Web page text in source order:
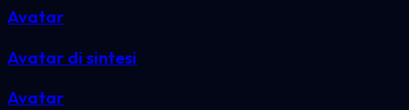
Avatar
Avatar di sintesi
Avatar